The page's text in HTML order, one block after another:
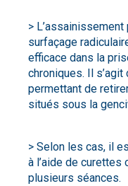
>
surfaçage
efficace dans la
chroniques. Il s’agit
permettant de
situés sous la
> Selon les cas, il
à l’aide de curettes
plusieurs séances.